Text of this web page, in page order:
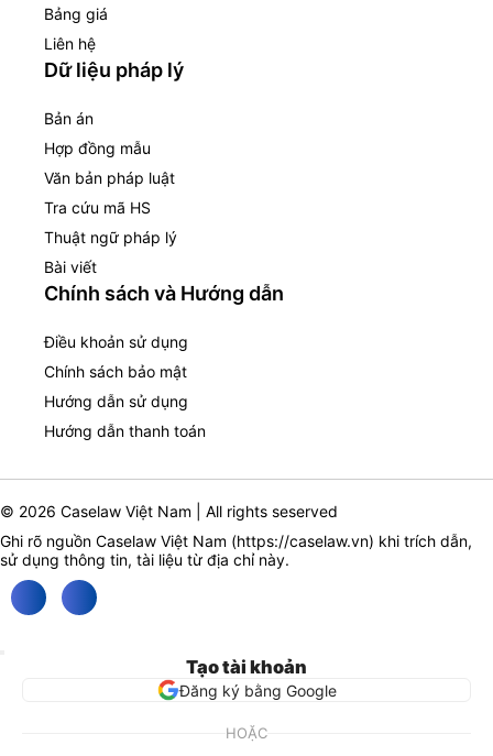
Bảng giá
Liên hệ
Dữ liệu pháp lý
Bản án
Hợp đồng mẫu
Văn bản pháp luật
Tra cứu mã HS
Thuật ngữ pháp lý
Bài viết
Chính sách và Hướng dẫn
Điều khoản sử dụng
Chính sách bảo mật
Hướng dẫn sử dụng
Hướng dẫn thanh toán
© 2026 Caselaw Việt Nam | All rights seserved
Ghi rõ nguồn Caselaw Việt Nam (https://caselaw.vn) khi trích dẫn,
sử dụng thông tin, tài liệu từ địa chỉ này.
Tạo tài khoản
Đăng ký bằng Google
HOẶC